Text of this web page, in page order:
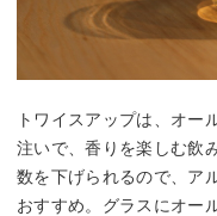
トワイスアップは、オー
注いで、香りを楽しむ飲
数を下げられるので、ア
おすすめ。グラスにオー